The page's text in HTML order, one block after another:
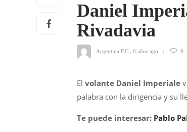
Daniel
Rivadavia
Argentina F.C. 6 años ago 0
El volante Daniel Imperiale
palabra con la dirigencia y su
Te puede interesar: Pablo